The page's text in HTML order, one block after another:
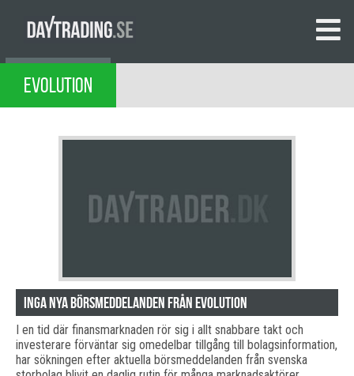
EVOLUTION
Inga nya börsmeddelanden från Evolution
I en tid där finansmarknaden rör sig i allt snabbare takt och
investerare förväntar sig omedelbar tillgång till bolagsinformation,
har sökningen efter aktuella börsmeddelanden från svenska